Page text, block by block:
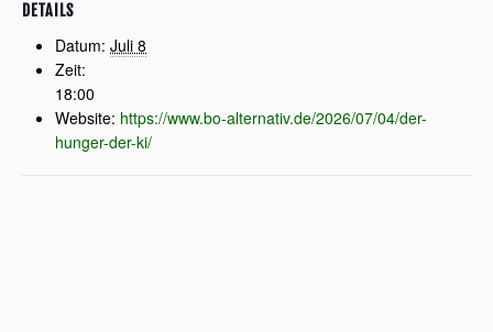
DETAILS
Datum: Juli 8
Zeit:
18:00
Website: https://www.bo-alternativ.de/2026/07/04/der-
hunger-der-ki/